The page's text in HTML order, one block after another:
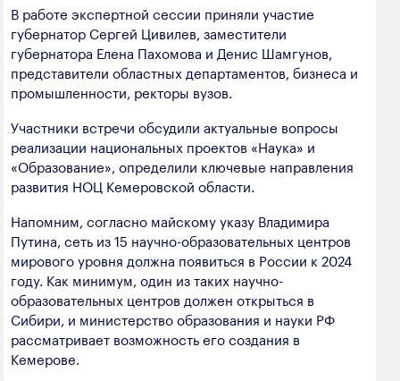
В работе экспертной сессии приняли участие
губернатор Сергей Цивилев, заместители
губернатора Елена Пахомова и Денис Шамгунов,
представители областных департаментов, бизнеса и
промышленности, ректоры вузов.
Участники встречи обсудили актуальные вопросы
реализации национальных проектов «Наука» и
«Образование», определили ключевые направления
развития НОЦ Кемеровской области.
Напомним, согласно майскому указу Владимира
Путина, сеть из 15 научно-образовательных центров
мирового уровня должна появиться в России к 2024
году. Как минимум, один из таких научно-
образовательных центров должен открыться в
Сибири, и министерство образования и науки РФ
рассматривает возможность его создания в
Кемерове.